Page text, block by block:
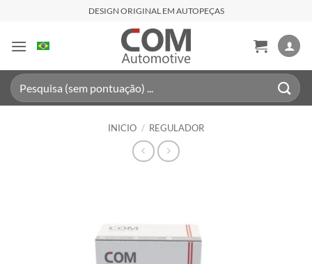
contenido
DESIGN ORIGINAL EM AUTOPEÇAS
Buscar
por:
INICIO / REGULADOR